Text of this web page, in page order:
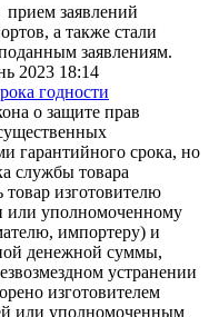
заявлений
а также стали
заявлениям.
2023 18:14
годности
о защите прав
гарантийного срока, но
службы товара
товар изготовителю
или уполномоченному
импортеру) и
денежной суммы,
устранении
изготовителем
или уполномоченным